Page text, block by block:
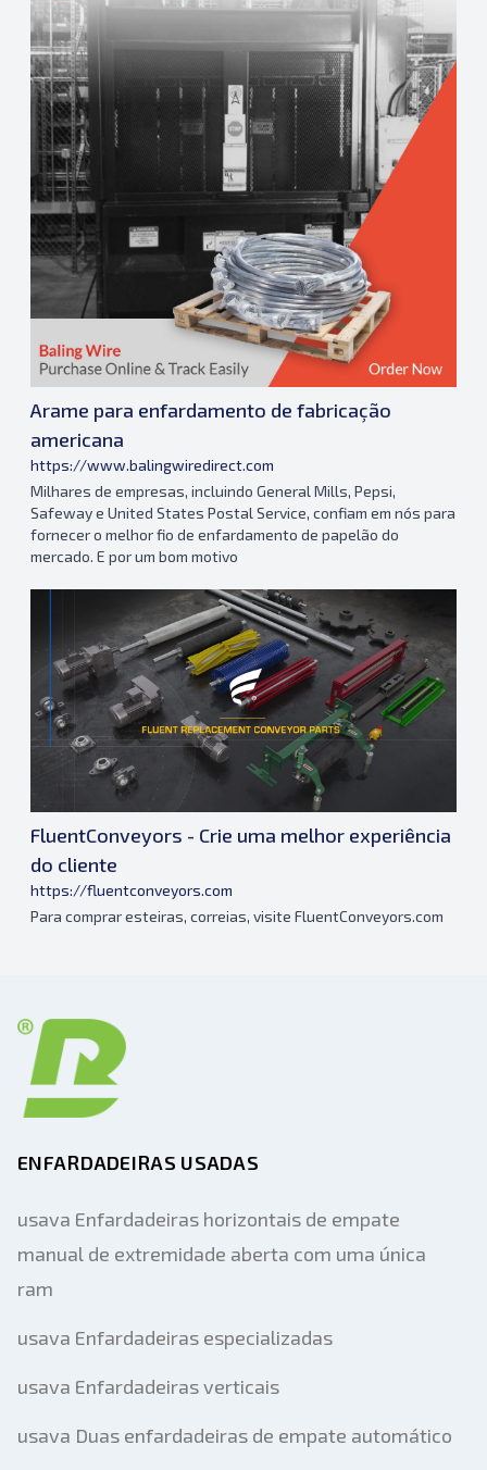
Arame para enfardamento de fabricação
americana
https://www.balingwiredirect.com
Milhares de empresas, incluindo General Mills, Pepsi,
Safeway e United States Postal Service, confiam em nós para
fornecer o melhor fio de enfardamento de papelão do
mercado. E por um bom motivo
FluentConveyors - Crie uma melhor experiência
do cliente
https://fluentconveyors.com
Para comprar esteiras, correias, visite FluentConveyors.com
ENFARDADEIRAS USADAS
usava Enfardadeiras horizontais de empate
manual de extremidade aberta com uma única
ram
usava Enfardadeiras especializadas
usava Enfardadeiras verticais
usava Duas enfardadeiras de empate automático